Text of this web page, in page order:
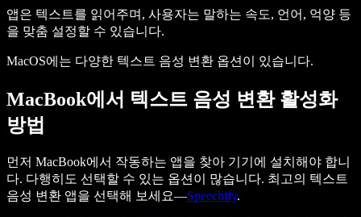
앱은 텍스트를 읽어주며, 사용자는 말하는 속도, 언어, 억양 등
을 맞춤 설정할 수 있습니다.
MacOS에는 다양한 텍스트 음성 변환 옵션이 있습니다.
MacBook에서 텍스트 음성 변환 활성화
방법
먼저 MacBook에서 작동하는 앱을 찾아 기기에 설치해야 합니
다. 다행히도 선택할 수 있는 옵션이 많습니다. 최고의 텍스트
음성 변환 앱을 선택해 보세요—Speechify.